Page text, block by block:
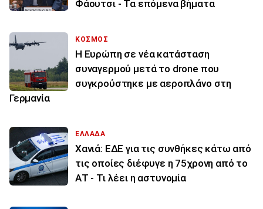
Φάουτσι - Τα επόμενα βήματα
ΚΟΣΜΟΣ
Η Ευρώπη σε νέα κατάσταση
συναγερμού μετά το drone που
συγκρούστηκε με αεροπλάνο στη
Γερμανία
ΕΛΛΑΔΑ
Χανιά: ΕΔΕ για τις συνθήκες κάτω από
τις οποίες διέφυγε η 75χρονη από το
ΑΤ - Τι λέει η αστυνομία